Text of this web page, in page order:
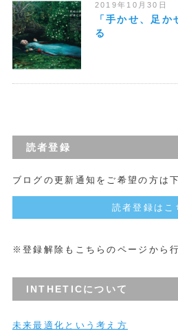
講座・セッ
2019年10月30日
「手かせ、足
る
読者登録
ブログの更新通知をご希望の方は
読者登録はこ
※登録解除もこちらのページから行
INTHETICについて
未来最適化という考え方